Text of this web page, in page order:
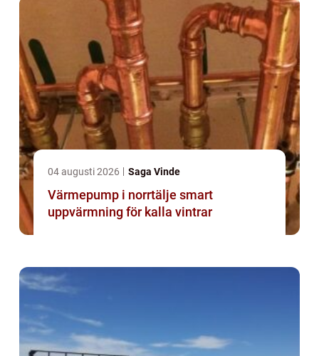
04 augusti 2026 Saga Vinde
Värmepump i norrtälje smart
uppvärmning för kalla vintrar